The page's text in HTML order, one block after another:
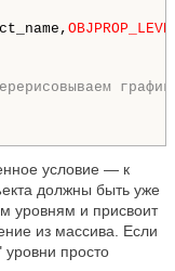
график
условие — к
должны быть уже
уровням и присвоит
из массива. Если
просто